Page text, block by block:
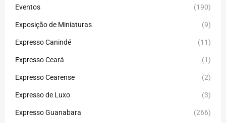
Eventos (190)
Exposição de Miniaturas (9)
Expresso Canindé (11)
Expresso Ceará (1)
Expresso Cearense (2)
Expresso de Luxo (3)
Expresso Guanabara (266)